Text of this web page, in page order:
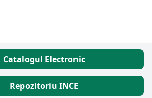
Catalogul Electronic
Repozitoriu INCE